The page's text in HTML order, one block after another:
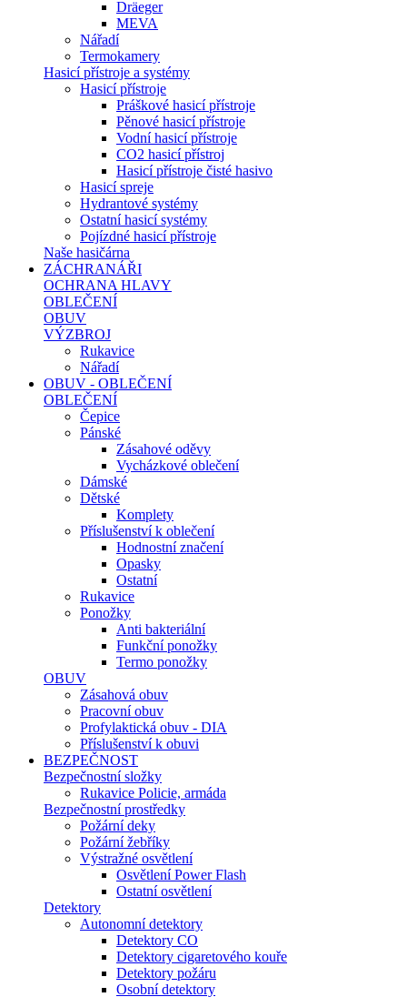
Dräeger
MEVA
Nářadí
Termokamery
Hasicí přístroje a systémy
Hasicí přístroje
Práškové hasicí přístroje
Pěnové hasicí přístroje
Vodní hasicí přístroje
CO2 hasicí přístroj
Hasicí přístroje čisté hasivo
Hasicí spreje
Hydrantové systémy
Ostatní hasicí systémy
Pojízdné hasicí přístroje
Naše hasičárna
ZÁCHRANÁŘI
OCHRANA HLAVY
OBLEČENÍ
OBUV
VÝZBROJ
Rukavice
Nářadí
OBUV - OBLEČENÍ
OBLEČENÍ
Čepice
Pánské
Zásahové oděvy
Vycházkové oblečení
Dámské
Dětské
Komplety
Příslušenství k oblečení
Hodnostní značení
Opasky
Ostatní
Rukavice
Ponožky
Anti bakteriální
Funkční ponožky
Termo ponožky
OBUV
Zásahová obuv
Pracovní obuv
Profylaktická obuv - DIA
Příslušenství k obuvi
BEZPEČNOST
Bezpečnostní složky
Rukavice Policie, armáda
Bezpečnostní prostředky
Požární deky
Požární žebříky
Výstražné osvětlení
Osvětlení Power Flash
Ostatní osvětlení
Detektory
Autonomní detektory
Detektory CO
Detektory cigaretového kouře
Detektory požáru
Osobní detektory